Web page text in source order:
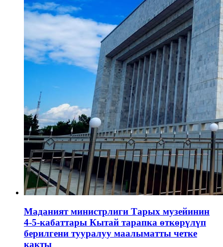
Маданият министрлиги Тарых музейинин
4-5-кабаттары Кытай тарапка өткөрүлүп
берилгени тууралуу маалыматты четке
какты